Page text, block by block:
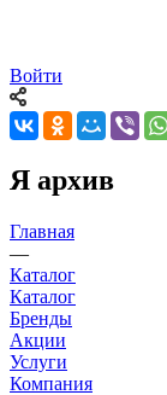
Войти
Я архив
Главная
—
Каталог
Каталог
Бренды
Акции
Услуги
Компания